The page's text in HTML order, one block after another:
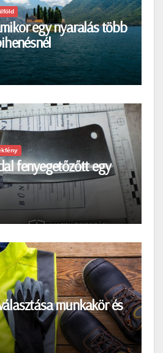
egy nyaralás több
fenyegetőzőtt egy
munkakör és